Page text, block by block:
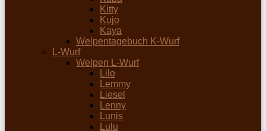
Kitty
Kujo
Kaya
Welpentagebuch K-Wurf
L-Wurf
Welpen L-Wurf
Lilo
Lemmy
Liesel
Lenny
Lunis
Lulu